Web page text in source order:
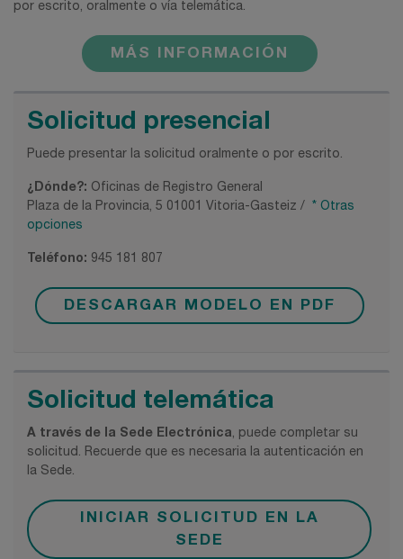
por escrito, oralmente o vía telemática.
MÁS INFORMACIÓN
Solicitud presencial
Puede presentar la solicitud oralmente o por escrito.
¿Dónde?: Oficinas de Registro General
Plaza de la Provincia, 5 01001 Vitoria-Gasteiz / * Otras
opciones
Teléfono: 945 181 807
DESCARGAR MODELO EN PDF
Solicitud telemática
A través de la Sede Electrónica, puede completar su
solicitud. Recuerde que es necesaria la autenticación en
la Sede.
INICIAR SOLICITUD EN LA
SEDE